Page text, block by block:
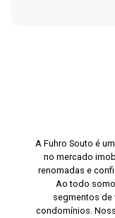
A Fuhro Souto é
no mercado
renomadas e
Ao todo
segmentos de
condomínios.